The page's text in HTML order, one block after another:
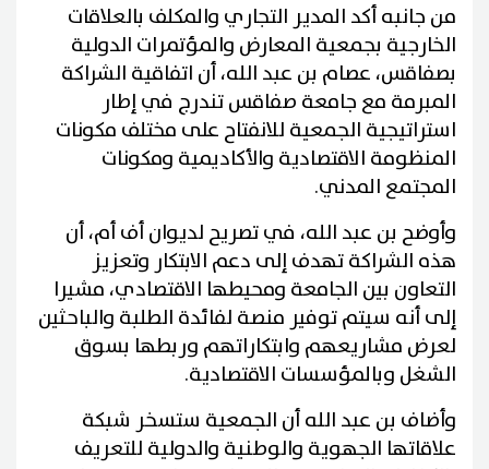
من جانبه أكد المدير التجاري والمكلف بالعلاقات
الخارجية بجمعية المعارض والمؤتمرات الدولية
بصفاقس، عصام بن عبد الله، أن اتفاقية الشراكة
المبرمة مع جامعة صفاقس تندرج في إطار
استراتيجية الجمعية للانفتاح على مختلف مكونات
المنظومة الاقتصادية والأكاديمية ومكونات
المجتمع المدني.
وأوضح بن عبد الله، في تصريح لديوان أف أم، أن
هذه الشراكة تهدف إلى دعم الابتكار وتعزيز
التعاون بين الجامعة ومحيطها الاقتصادي، مشيرا
إلى أنه سيتم توفير منصة لفائدة الطلبة والباحثين
لعرض مشاريعهم وابتكاراتهم وربطها بسوق
الشغل وبالمؤسسات الاقتصادية.
وأضاف بن عبد الله أن الجمعية ستسخر شبكة
علاقاتها الجهوية والوطنية والدولية للتعريف